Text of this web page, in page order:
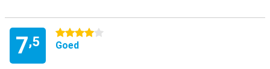
7,5
4 sterren
Goed